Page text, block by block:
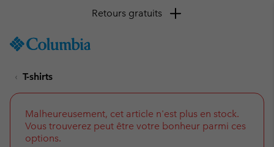
TO
SKIP
NAV
SKIP
Retours gratuits
T-shirts
Malheureusement, cet article n'est plus en stock.
Vous trouverez peut être votre bonheur parmi ces
options.